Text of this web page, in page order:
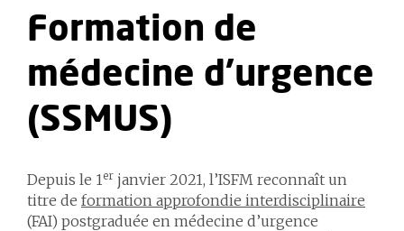
Formation de
médecine d'urgence
(SSMUS)
Depuis le 1er janvier 2021, l’ISFM reconnaît un
titre de formation approfondie interdisciplinaire
(FAI) postgraduée en médecine d’urgence